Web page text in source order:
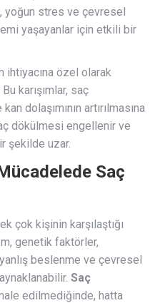
yoğun stres ve çevresel
yaşayanlar için etkili bir
ihtiyacına özel olarak
Bu karışımlar, saç
dolaşımının artırılmasına
dökülmesi engellenir ve
şekilde uzar.
Saç
çok kişinin karşılaştığı
genetik faktörler,
beslenme ve çevresel
Saç
edilmediğinde, hatta